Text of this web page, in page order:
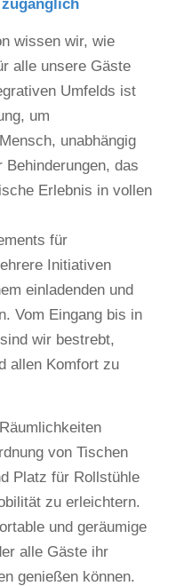
wissen wir, wie
alle unsere Gäste
Umfelds ist
um
unabhängig
das
Erlebnis in vollen
für
Initiativen
einladenden und
Vom Eingang bis in
wir bestrebt,
allen Komfort zu
von Tischen
Platz für Rollstühle
zu erleichtern.
und geräumige
alle Gäste ihr
genießen können.